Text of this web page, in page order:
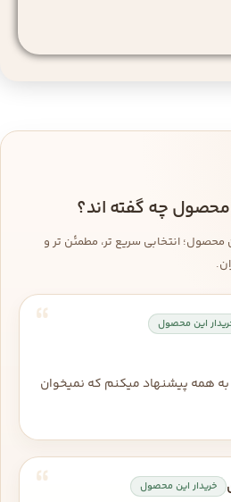
محصول چه گفته اند؟
انتخابی سریع تر، مطمئن تر و
این محصول
به همه پیشنهاد میکنم که نمیخوان
خریدار این محصول